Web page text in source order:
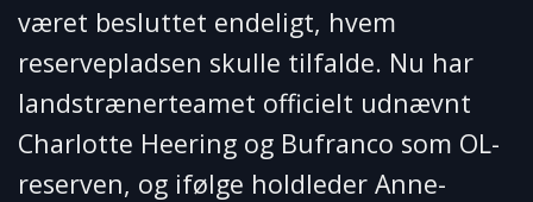
været besluttet endeligt, hvem
reservepladsen skulle tilfalde. Nu har
landstrænerteamet officielt udnævnt
Charlotte Heering og Bufranco som OL-
reserven, og ifølge holdleder Anne-